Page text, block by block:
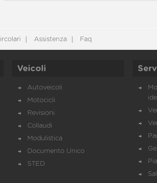
Assistenza Faq
Veicoli
Autoveicoli
Motocicli
Revisioni
Collaudi
Modulistica
Documento Unico
STED